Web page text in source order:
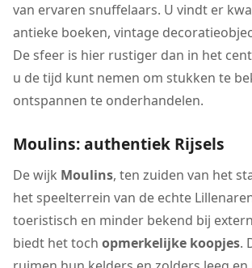
van ervaren snuffelaars. U vindt er
antieke boeken, vintage
De sfeer is hier rustiger dan in het
u de tijd kunt nemen om stukken te
ontspannen te onderhandelen.
Moulins: authentiek Rijsels
De wijk Moulins, ten zuiden van het
het speelterrein van de echte
toeristisch en minder bekend bij
biedt het toch opmerkelijke koopjes.